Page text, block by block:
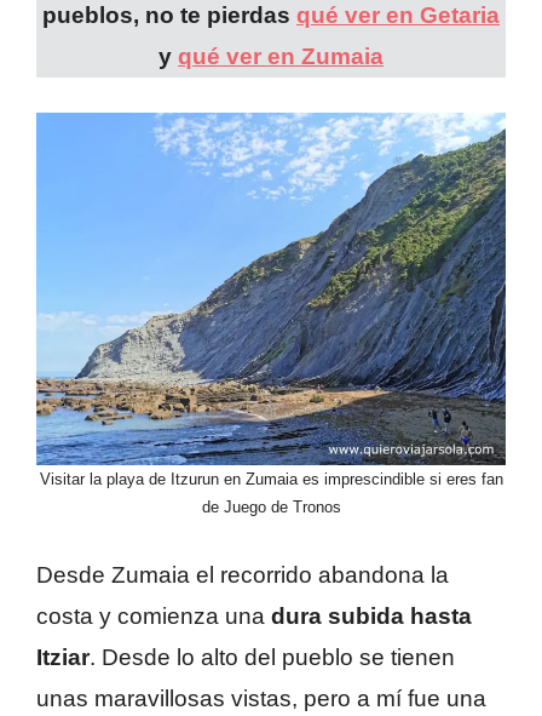
pueblos, no te pierdas qué ver en Getaria
y qué ver en Zumaia
Visitar la playa de Itzurun en Zumaia es imprescindible si eres fan
de Juego de Tronos
Desde Zumaia el recorrido abandona la
costa y comienza una dura subida hasta
Itziar. Desde lo alto del pueblo se tienen
unas maravillosas vistas, pero a mí fue una